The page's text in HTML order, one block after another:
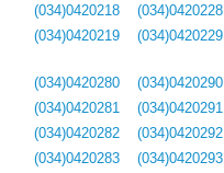
(034)0420218
(034)0420219
(034)0420228
(034)0420229
(034)0420280
(034)0420281
(034)0420282
(034)0420283
(034)0420290
(034)0420291
(034)0420292
(034)0420293